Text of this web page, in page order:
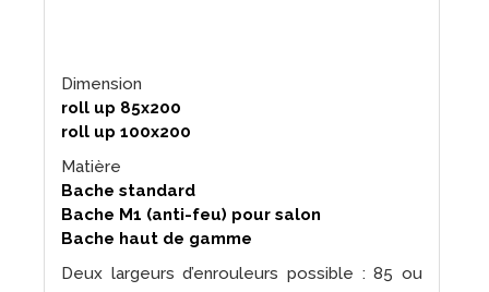
Dimension
roll up 85x200
roll up 100x200
Matière
Bache standard
Bache M1 (anti-feu) pour salon
Bache haut de gamme
Deux largeurs d’enrouleurs possible : 85 ou